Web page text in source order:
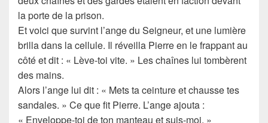
la porte de la prison.
Et voici que survint l’ange du Seigneur, et une lumière
brilla dans la cellule. Il réveilla Pierre en le frappant au
côté et dit : « Lève-toi vite. » Les chaînes lui tombèrent
des mains.
Alors l’ange lui dit : « Mets ta ceinture et chausse tes
sandales. » Ce que fit Pierre. L’ange ajouta :
« Enveloppe-toi de ton manteau et suis-moi. »